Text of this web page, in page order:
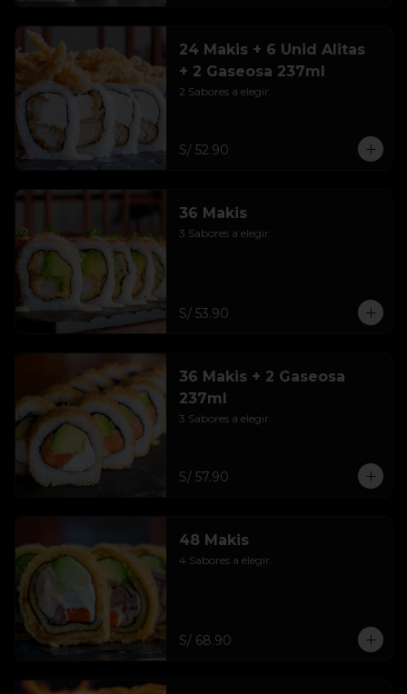
24 Makis + 6 Unid Alitas
+ 2 Gaseosa 237ml
2 Sabores a elegir.
S/ 52.90
36 Makis
3 Sabores a elegir.
S/ 53.90
36 Makis + 2 Gaseosa
237ml
3 Sabores a elegir.
S/ 57.90
48 Makis
4 Sabores a elegir.
S/ 68.90